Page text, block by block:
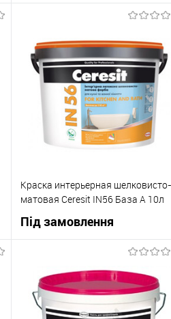
В корзину
Купити в 1 клік
До
порівняння
В вибране
В наявності
Краска интерьерная шелковисто-
матовая Ceresit IN56 База А 10л
Під замовлення
Купити в 1 клік
До
порівняння